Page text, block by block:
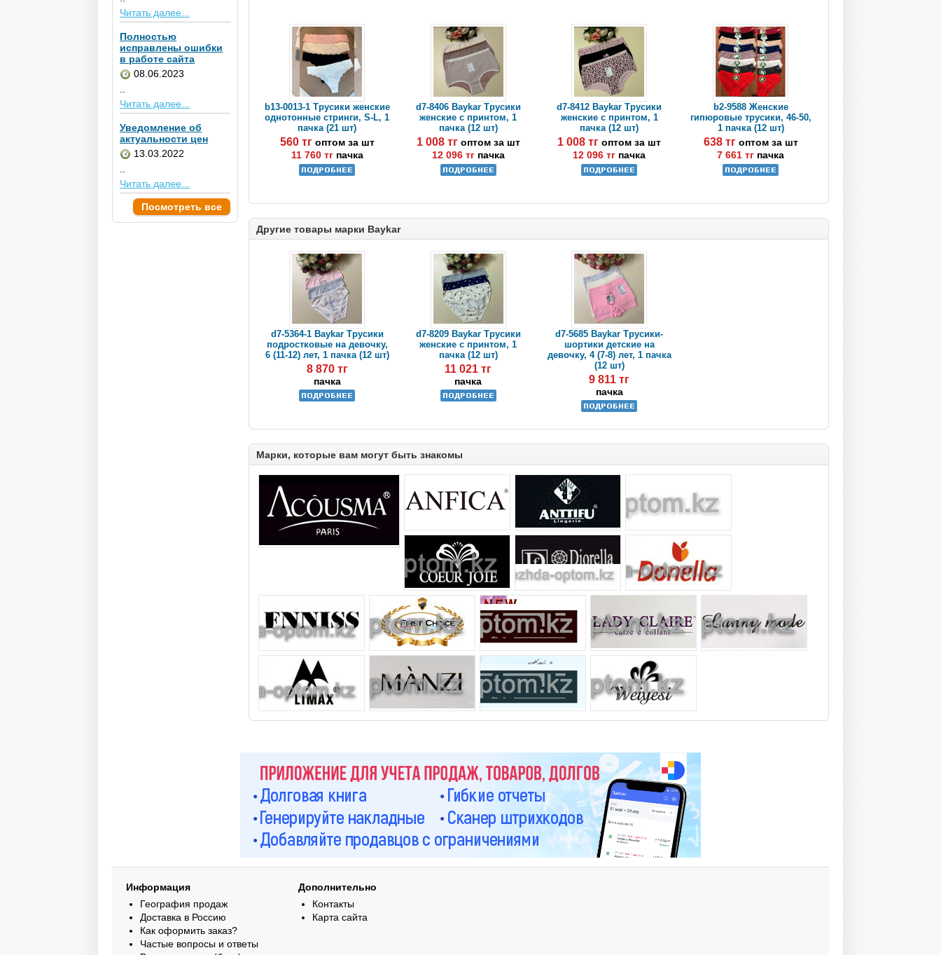
b13-0013-1 Трусики женские
однотонные стринги, S-L, 1
пачка (21 шт)
560 тг оптом за шт
11 760 тг пачка
d7-8406 Baykar Трусики
женские с принтом, 1
пачка (12 шт)
1 008 тг оптом за шт
12 096 тг пачка
d7-8412 Baykar Трусики
женские с принтом, 1
пачка (12 шт)
1 008 тгоптом за шт
12 096 тг пачка
b2-9588 Женские
гипюровые трусики, 46-50,
1 пачка (12 шт)
638 тг оптом за шт
7 661 тг пачка
Другие товары марки Baykar
d7-5364-1 Baykar Трусики
подростковые на девочку,
6 (11-12) лет, 1 пачка (12 шт)
8 870 тг
пачка
d7-8209 Baykar Трусики
женские с принтом, 1
пачка (12 шт)
11 021 тг
пачка
d7-5685 Baykar Трусики-
шортики детские на
девочку, 4 (7-8) лет, 1 пачка
(12 шт)
9 811 тг
пачка
Марки, которые вам могут быть знакомы
Читать далее...
Полностью
исправлены ошибки
в работе сайта
08.06.2023
..
Читать далее...
Уведомление об
актуальности цен
13.03.2022
..
Читать далее...
Посмотреть все
Информация
География продаж
Доставка в Россию
Как оформить заказ?
Частые вопросы и ответы
Дополнительно
Контакты
Карта сайта